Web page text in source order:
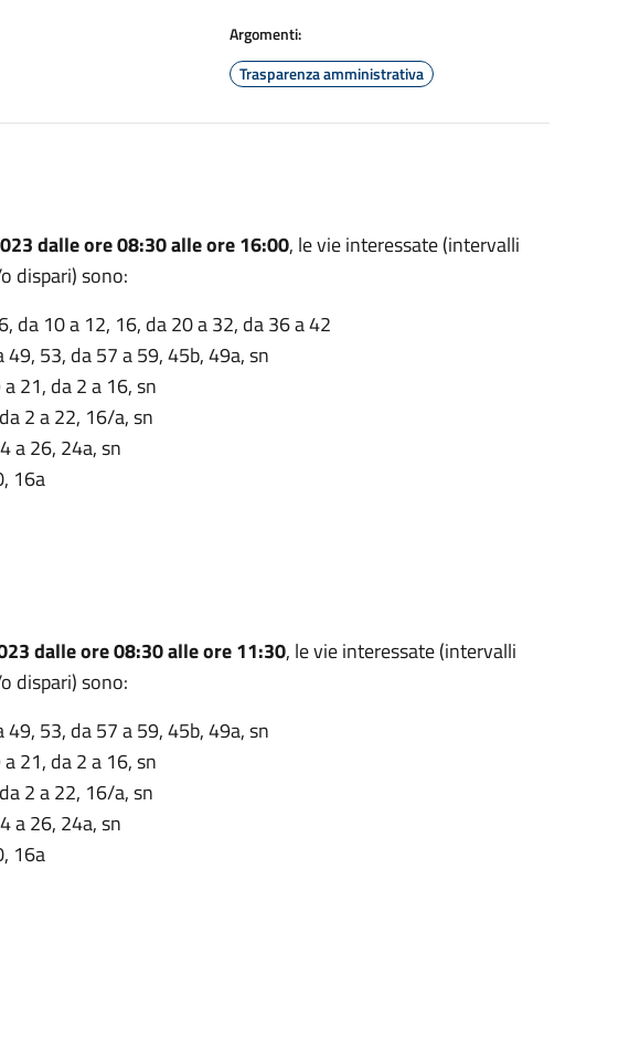
Argomenti:
Trasparenza amministrativa
dalle ore 08:30 alle ore 16:00, le vie interessate (intervalli
dispari) sono:
da 10 a 12, 16, da 20 a 32, da 36 a 42
53, da 57 a 59, 45b, 49a, sn
21, da 2 a 16, sn
2 a 22, 16/a, sn
a 26, 24a, sn
16a
dalle ore 08:30 alle ore 11:30, le vie interessate (intervalli
dispari) sono:
53, da 57 a 59, 45b, 49a, sn
21, da 2 a 16, sn
2 a 22, 16/a, sn
a 26, 24a, sn
16a